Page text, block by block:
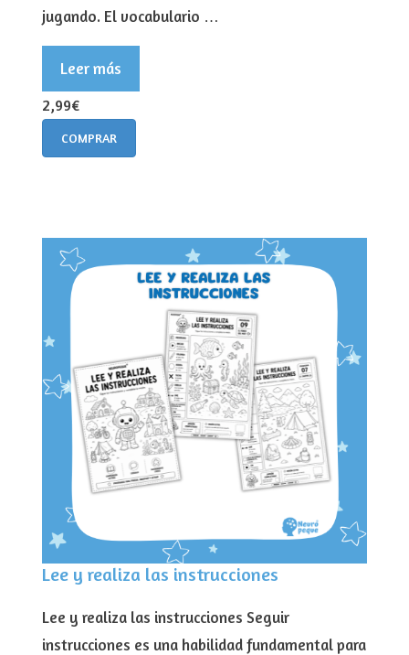
jugando. El vocabulario …
Leer más
2,99€
COMPRAR
Lee y realiza las instrucciones
Lee y realiza las instrucciones Seguir
instrucciones es una habilidad fundamental para